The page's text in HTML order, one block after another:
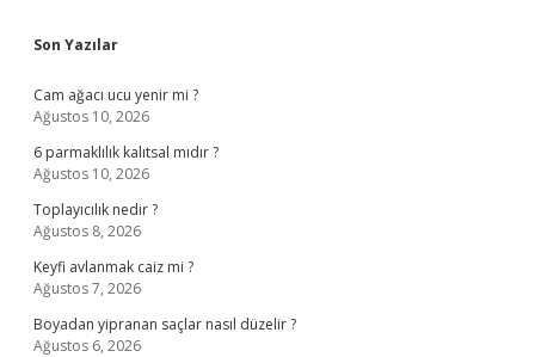
Sidebar
Son Yazılar
Cam ağacı ucu yenir mi ?
Ağustos 10, 2026
6 parmaklılık kalıtsal mıdır ?
Ağustos 10, 2026
Toplayıcılık nedir ?
Ağustos 8, 2026
Keyfi avlanmak caiz mi ?
Ağustos 7, 2026
Boyadan yipranan saçlar nasıl düzelir ?
Ağustos 6, 2026